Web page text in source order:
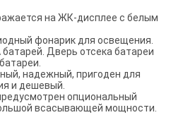
на ЖК-дисплее с белым
фонарик для освещения.
батарей. Дверь отсека батареи
надежный, пригоден для
и дешевый.
опциональный
всасывающей мощности.